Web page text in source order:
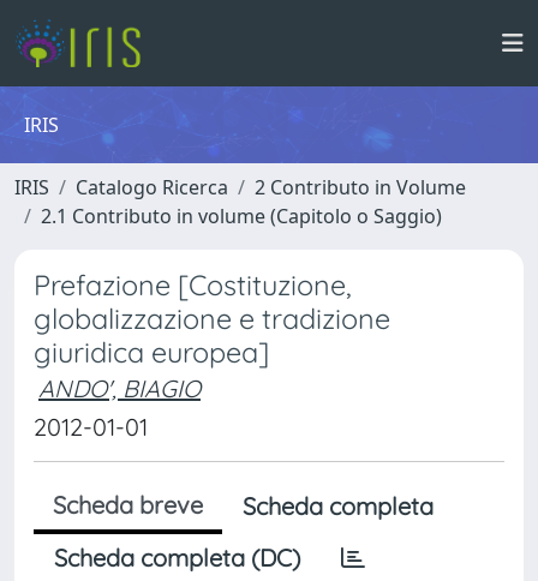
IRIS
IRIS Catalogo Ricerca
2 Contributo in Volume
2.1 Contributo in volume (Capitolo o Saggio)
Prefazione [Costituzione,
globalizzazione e tradizione
giuridica europea]
ANDO', BIAGIO
2012-01-01
Scheda breve
Scheda completa
Scheda completa (DC)